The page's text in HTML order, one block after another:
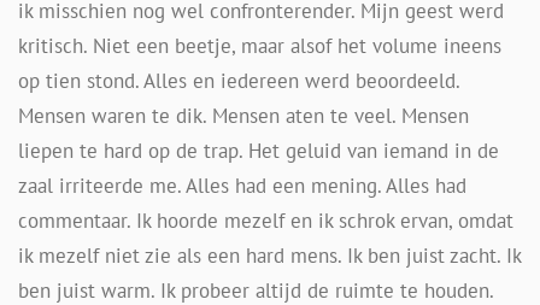
ik misschien nog wel confronterender. Mijn geest werd
kritisch. Niet een beetje, maar alsof het volume ineens
op tien stond. Alles en iedereen werd beoordeeld.
Mensen waren te dik. Mensen aten te veel. Mensen
liepen te hard op de trap. Het geluid van iemand in de
zaal irriteerde me. Alles had een mening. Alles had
commentaar. Ik hoorde mezelf en ik schrok ervan, omdat
ik mezelf niet zie als een hard mens. Ik ben juist zacht. Ik
ben juist warm. Ik probeer altijd de ruimte te houden.